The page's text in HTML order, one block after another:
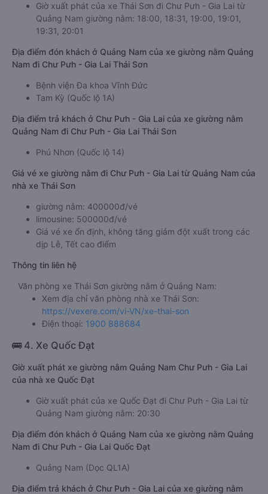
Giờ xuất phát của xe Thái Sơn đi Chư Pưh - Gia Lai từ
Quảng Nam giường nằm: 18:00, 18:31, 19:00, 19:01,
19:31, 20:01
Địa điểm đón khách ở Quảng Nam của xe giường nằm Quảng
Nam đi Chư Pưh - Gia Lai Thái Sơn
Bệnh viện Đa khoa Vĩnh Đức
Tam Kỳ (Quốc lộ 1A)
Địa điểm trả khách ở Chư Pưh - Gia Lai của xe giường nằm
Quảng Nam đi Chư Pưh - Gia Lai Thái Sơn
Phú Nhơn (Quốc lộ 14)
Giá vé xe giường nằm đi Chư Pưh - Gia Lai từ Quảng Nam của
nhà xe Thái Sơn
giường nằm: 400000đ/vé
limousine: 500000đ/vé
Giá vé xe ổn định, không tăng giảm đột xuất trong các
dịp Lễ, Tết cao điểm
Thông tin liên hệ
Văn phòng xe Thái Sơn giường nằm ở Quảng Nam:
Xem địa chỉ văn phòng nhà xe Thái Sơn:
https://vexere.com/vi-VN/xe-thai-son
Điện thoại: 1900 888684
🚌 4. Xe Quốc Đạt
Giờ xuất phát xe giường nằm Quảng Nam Chư Pưh - Gia Lai
của nhà xe Quốc Đạt
Giờ xuất phát của xe Quốc Đạt đi Chư Pưh - Gia Lai từ
Quảng Nam giường nằm: 20:30
Địa điểm đón khách ở Quảng Nam của xe giường nằm Quảng
Nam đi Chư Pưh - Gia Lai Quốc Đạt
Quảng Nam (Dọc QL1A)
Địa điểm trả khách ở Chư Pưh - Gia Lai của xe giường nằm